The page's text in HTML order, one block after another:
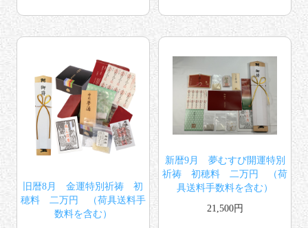
旧暦8月 金運特別祈祷 初
穂料 二万円 （荷具送料手
数料を含む）
新暦9月 夢むすび開運特別
祈祷 初穂料 二万円 （荷
具送料手数料を含む）
21,500円